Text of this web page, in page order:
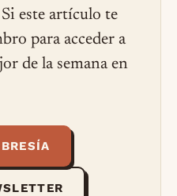
este artículo te
para acceder a
de la semana en